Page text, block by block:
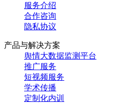
服务介绍
合作咨询
隐私协议
产品与解决方案
舆情大数据监测平台
推广服务
短视频服务
学术传播
定制化内训